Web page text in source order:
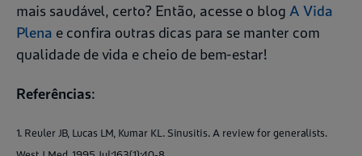
mais saudável, certo? Então, acesse o blog A Vida
Plena e confira outras dicas para se manter com
qualidade de vida e cheio de bem-estar!
Referências:
1. Reuler JB, Lucas LM, Kumar KL. Sinusitis. A review for generalists.